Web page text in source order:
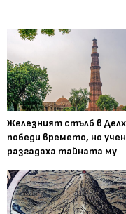
Железният стълб в
победи времето, но
разгадаха тайната му